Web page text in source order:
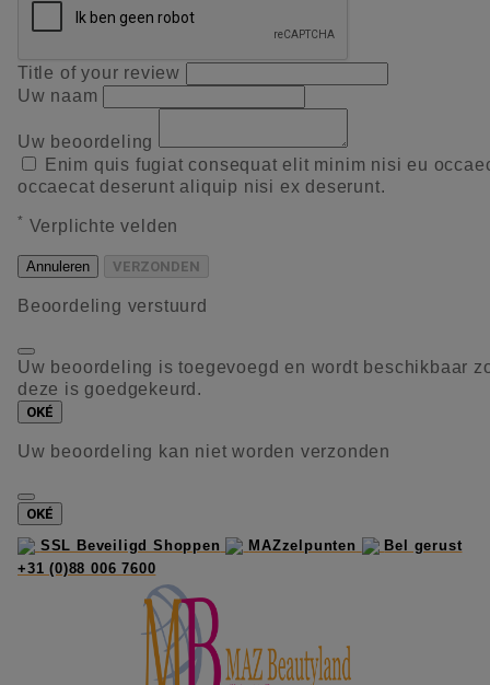
Title of your review
Uw naam
Uw beoordeling
Enim quis fugiat consequat elit minim nisi eu
occaecat deserunt aliquip nisi ex deserunt.
* Verplichte velden
Annuleren VERZONDEN
Beoordeling verstuurd
Uw beoordeling is toegevoegd en wordt beschikbaar
deze is goedgekeurd.
OKÉ
Uw beoordeling kan niet worden verzonden
OKÉ
SSL Beveiligd Shoppen
MAZzelpunten
Bel gerust
+31 (0)88 006 7600